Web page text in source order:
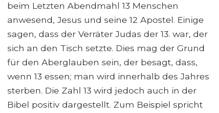
beim Letzten Abendmahl 13 Menschen
anwesend, Jesus und seine 12 Apostel. Einige
sagen, dass der Verräter Judas der 13. war, der
sich an den Tisch setzte. Dies mag der Grund
für den Aberglauben sein, der besagt, dass,
wenn 13 essen; man wird innerhalb des Jahres
sterben. Die Zahl 13 wird jedoch auch in der
Bibel positiv dargestellt. Zum Beispiel spricht